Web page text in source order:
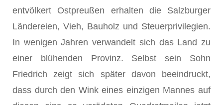
entvölkert Ostpreußen erhalten die Salzburger
Ländereien, Vieh, Bauholz und Steuerprivilegien.
In wenigen Jahren verwandelt sich das Land zu
einer blühenden Provinz. Selbst sein Sohn
Friedrich zeigt sich später davon beeindruckt,
dass durch den Wink eines einzigen Mannes auf